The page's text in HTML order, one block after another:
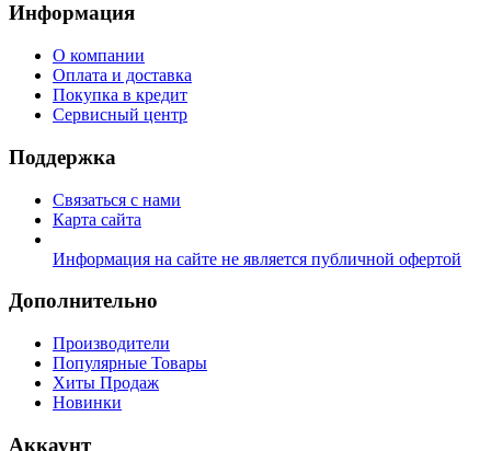
Информация
О компании
Оплата и доставка
Покупка в кредит
Сервисный центр
Поддержка
Связаться с нами
Карта сайта
Информация на сайте не является публичной офертой
Дополнительно
Производители
Популярные Товары
Хиты Продаж
Новинки
Аккаунт